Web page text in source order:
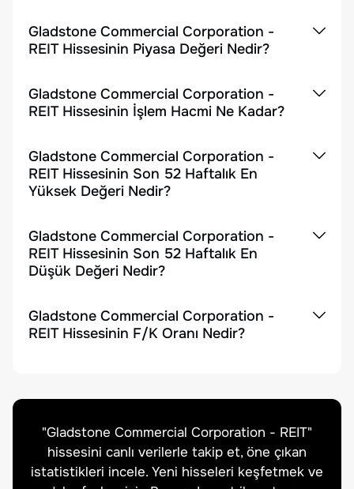
Gladstone Commercial Corporation -
REIT Hissesinin Piyasa Değeri Nedir?
Gladstone Commercial Corporation -
REIT Hissesinin İşlem Hacmi Ne Kadar?
Gladstone Commercial Corporation -
REIT Hissesinin Son 52 Haftalık En
Yüksek Değeri Nedir?
Gladstone Commercial Corporation -
REIT Hissesinin Son 52 Haftalık En
Düşük Değeri Nedir?
Gladstone Commercial Corporation -
REIT Hissesinin F/K Oranı Nedir?
"Gladstone Commercial Corporation - REIT"
hissesini canlı verilerle takip et, öne çıkan
istatistikleri incele. Yeni hisseleri keşfetmek ve